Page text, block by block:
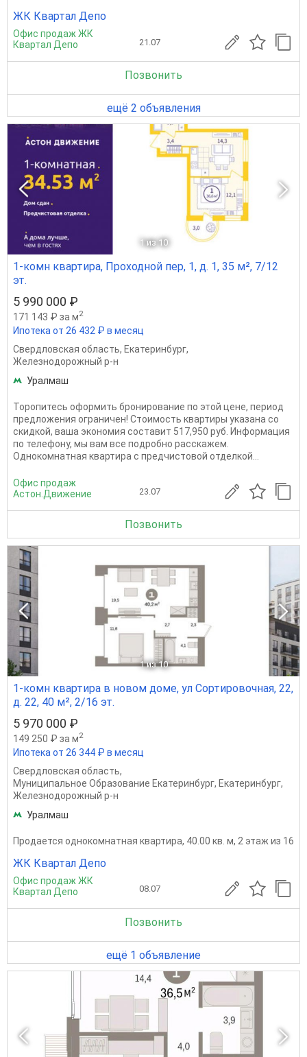
ЖК Квартал Депо
Офис продаж ЖК
Квартал Депо
21.07
Позвонить
ещё 2 объявления
1 из 10
1-комн квартира, Проходной пер, 1, д. 1, 35 м², 7/12
эт.
5 990 000 ₽
171 143 ₽ за м2
Ипотека от 26 432 ₽ в месяц
Свердловская область, Екатеринбург,
Железнодорожный р-н
Уралмаш
Торопитесь оформить бронирование по этой цене, период
предложения ограничен! Стоимость квартиры указана со
скидкой, ваша экономия составит 517,950 руб. Информация
по телефону, мы вам все подробно расскажем.
Однокомнатная квартира с предчистовой отделкой...
Офис продаж
Астон.Движение
23.07
Позвонить
1 из 10
1-комн квартира в новом доме, ул Сортировочная, 22,
д. 22, 40 м², 2/16 эт.
5 970 000 ₽
149 250 ₽ за м2
Ипотека от 26 344 ₽ в месяц
Свердловская область,
Муниципальное Образование Екатеринбург, Екатеринбург,
Железнодорожный р-н
Уралмаш
Продается однокомнатная квартира, 40.00 кв. м, 2 этаж из 16
ЖК Квартал Депо
Офис продаж ЖК
Квартал Депо
08.07
Позвонить
ещё 1 объявление